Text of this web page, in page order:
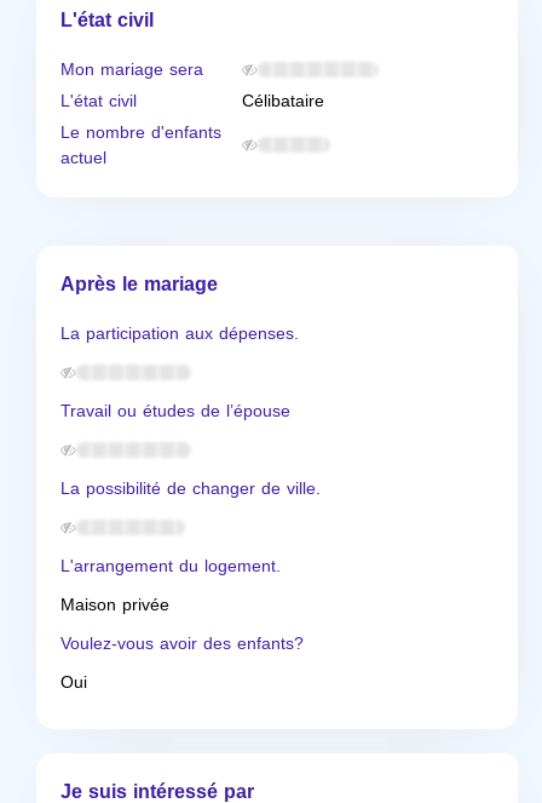
L'état civil
Mon mariage sera
L'état civil
Célibataire
Le nombre d'enfants
actuel
Après le mariage
La participation aux dépenses.
Travail ou études de l’épouse
La possibilité de changer de ville.
L'arrangement du logement.
Maison privée
Voulez-vous avoir des enfants?
Oui
Je suis intéressé par